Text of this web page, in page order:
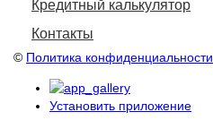
Кредитный калькулятор
Контакты
© Политика конфиденциальности
Установить приложение